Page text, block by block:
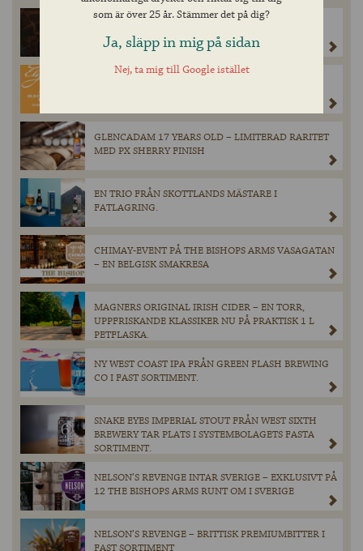
CHIMAY BLÅ LAGRAD PÅ ROMFAT I EXKLUSIVT
SLÄPP PÅ SYSTEMBOLAGET
GLENCADAM 17 YEARS OLD – LIMITERAD RARITET
MED PX SHERRY FINISH
EN TRIO FRÅN SKOTTLANDS MÄSTARE I
FATLAGRING.
CHIMAY-EVENT PÅ THE BISHOPS ARMS VASAGATAN
– EN BELGISK SMAKRESA
MAGNERS ORIGINAL IRISH CIDER – EN TORR,
UPPFRISKANDE KLASSIKER NU PÅ PRAKTISK 1 L
PETFLASKA.
NY WEST COAST IPA FRÅN GREEN FLASH BREWING
CO I FAST SORTIMENT.
SNAKE EYES IMPERIAL STOUT FRÅN WEST SIXTH
BREWERY TAR PLATS I SYSTEMBOLAGETS FASTA
SORTIMENT.
NELSON’S REVENGE INTAR SVERIGE – EXKLUSIVT PÅ
12 THE BISHOPS ARMS RUNT OM I SVERIGE
NELSON’S REVENGE – BRITTISK PREMIUMBITTER I
FAST SORTIMENT
som är över 25 år. Stämmer det på dig?
Ja, släpp in mig på sidan
Nej, ta mig till Google istället